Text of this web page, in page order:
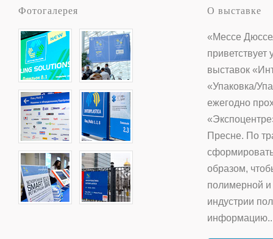
Фотогалерея О выставке
«Мессе
приветствует
выставок
«Упаковка/
ежегодно
Пресне. По
образом,
полимерной и
индустрии